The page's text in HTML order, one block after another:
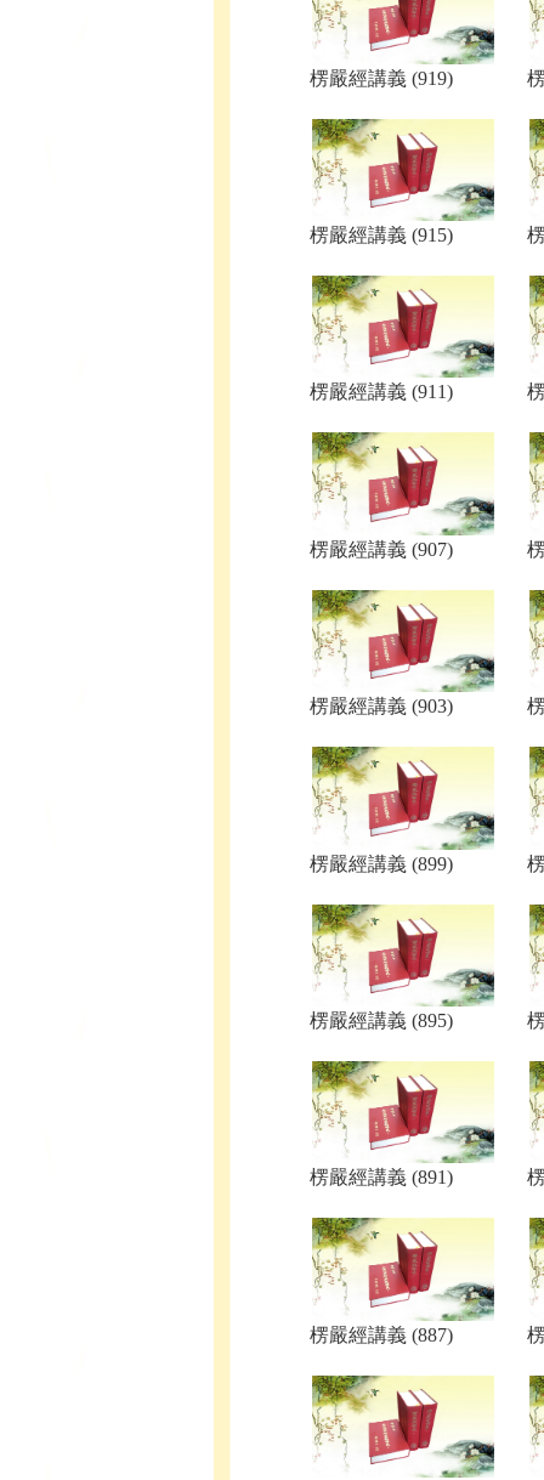
楞嚴經講義 (919)
楞嚴經講義 (915)
楞嚴經講義 (911)
楞嚴經講義 (907)
楞嚴經講義 (903)
楞嚴經講義 (899)
楞嚴經講義 (895)
楞嚴經講義 (891)
楞嚴經講義 (887)